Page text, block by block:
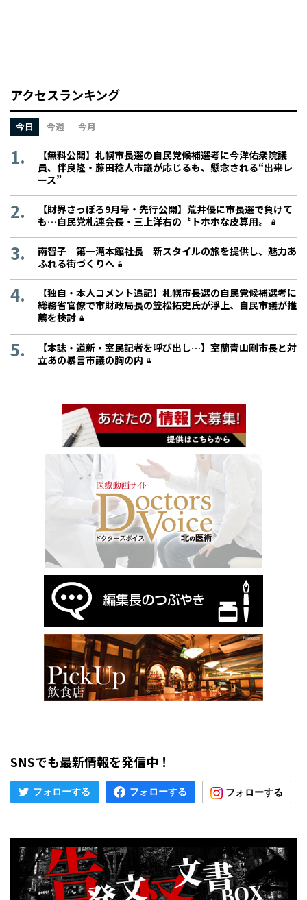
アクセスランキング
今日 今週 今月
【無料公開】札幌市長選の自民党候補選考に今洋佑衆院議
員、伴良隆・藤田稔人市議が応じるも、懸念される“出来レ
ース”
【財界さっぽろ9月号・先行公開】荒井優に市長選で負けて
も…自民党札連会長・三上洋右の〝トホホな皮算用〟
南智子 第一滝本館社長 新スタイルの旅を提供し、魅力あ
ふれる街づくりへ
【独自・本人コメント追記】札幌市長選の自民党候補選考に
総務省官僚で市財政局長の笠松拓史氏が浮上、自民市議が推
薦を検討
【本誌・道新・室民記者を呼び出し…】室蘭青山剛市長と対
立あの暴言市議の胸の内
SNSでも最新情報を発信中！